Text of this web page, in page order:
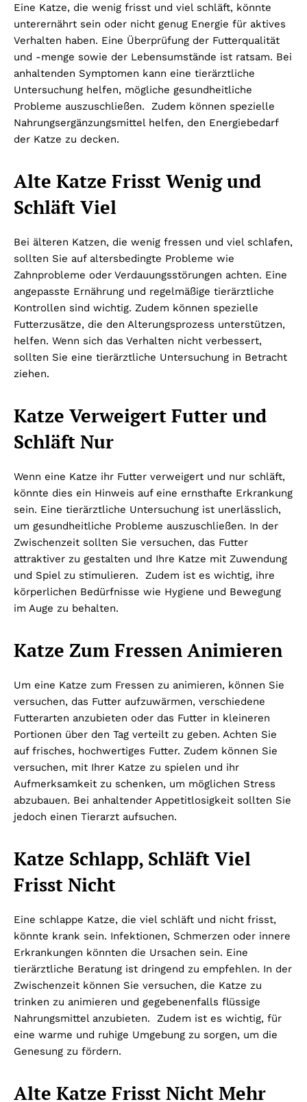
Eine Katze, die wenig frisst und viel schläft, könnte
unterernährt sein oder nicht genug Energie für aktives
Verhalten haben. Eine Überprüfung der Futterqualität
und -menge sowie der Lebensumstände ist ratsam. Bei
anhaltenden Symptomen kann eine tierärztliche
Untersuchung helfen, mögliche gesundheitliche
Probleme auszuschließen. Zudem können spezielle
Nahrungsergänzungsmittel helfen, den Energiebedarf
der Katze zu decken.
Alte Katze Frisst Wenig und
Schläft Viel
Bei älteren Katzen, die wenig fressen und viel schlafen,
sollten Sie auf altersbedingte Probleme wie
Zahnprobleme oder Verdauungsstörungen achten. Eine
angepasste Ernährung und regelmäßige tierärztliche
Kontrollen sind wichtig. Zudem können spezielle
Futterzusätze, die den Alterungsprozess unterstützen,
helfen. Wenn sich das Verhalten nicht verbessert,
sollten Sie eine tierärztliche Untersuchung in Betracht
ziehen.
Katze Verweigert Futter und
Schläft Nur
Wenn eine Katze ihr Futter verweigert und nur schläft,
könnte dies ein Hinweis auf eine ernsthafte Erkrankung
sein. Eine tierärztliche Untersuchung ist unerlässlich,
um gesundheitliche Probleme auszuschließen. In der
Zwischenzeit sollten Sie versuchen, das Futter
attraktiver zu gestalten und Ihre Katze mit Zuwendung
und Spiel zu stimulieren. Zudem ist es wichtig, ihre
körperlichen Bedürfnisse wie Hygiene und Bewegung
im Auge zu behalten.
Katze Zum Fressen Animieren
Um eine Katze zum Fressen zu animieren, können Sie
versuchen, das Futter aufzuwärmen, verschiedene
Futterarten anzubieten oder das Futter in kleineren
Portionen über den Tag verteilt zu geben. Achten Sie
auf frisches, hochwertiges Futter. Zudem können Sie
versuchen, mit Ihrer Katze zu spielen und ihr
Aufmerksamkeit zu schenken, um möglichen Stress
abzubauen. Bei anhaltender Appetitlosigkeit sollten Sie
jedoch einen Tierarzt aufsuchen.
Katze Schlapp, Schläft Viel
Frisst Nicht
Eine schlappe Katze, die viel schläft und nicht frisst,
könnte krank sein. Infektionen, Schmerzen oder innere
Erkrankungen könnten die Ursachen sein. Eine
tierärztliche Beratung ist dringend zu empfehlen. In der
Zwischenzeit können Sie versuchen, die Katze zu
trinken zu animieren und gegebenenfalls flüssige
Nahrungsmittel anzubieten. Zudem ist es wichtig, für
eine warme und ruhige Umgebung zu sorgen, um die
Genesung zu fördern.
Alte Katze Frisst Nicht Mehr